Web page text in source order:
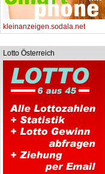
kleinanzeigen.sodala.net
Lotto Österreich